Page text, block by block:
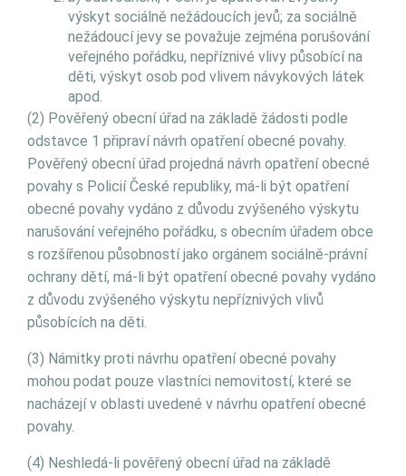
výskyt sociálně nežádoucích jevů; za sociálně
nežádoucí jevy se považuje zejména porušování
veřejného pořádku, nepříznivé vlivy působící na
děti, výskyt osob pod vlivem návykových látek
apod.
(2) Pověřený obecní úřad na základě žádosti podle
odstavce 1 připraví návrh opatření obecné povahy.
Pověřený obecní úřad projedná návrh opatření obecné
povahy s Policií České republiky, má-li být opatření
obecné povahy vydáno z důvodu zvýšeného výskytu
narušování veřejného pořádku, s obecním úřadem obce
s rozšířenou působností jako orgánem sociálně-právní
ochrany dětí, má-li být opatření obecné povahy vydáno
z důvodu zvýšeného výskytu nepříznivých vlivů
působících na děti.
(3) Námitky proti návrhu opatření obecné povahy
mohou podat pouze vlastníci nemovitostí, které se
nacházejí v oblasti uvedené v návrhu opatření obecné
povahy.
(4) Neshledá-li pověřený obecní úřad na základě